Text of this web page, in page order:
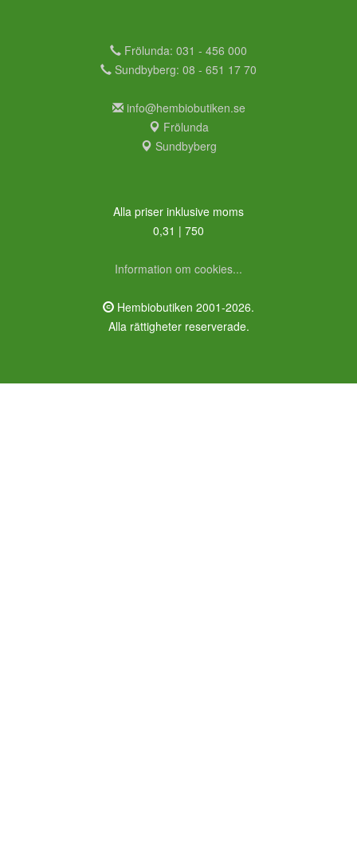
Frölunda: 031 - 456 000
Sundbyberg: 08 - 651 17 70
info@hembiobutiken.se
Frölunda
Sundbyberg
Alla priser inklusive moms
0,31 | 750
Information om cookies...
Hembiobutiken 2001-2026.
Alla rättigheter reserverade.